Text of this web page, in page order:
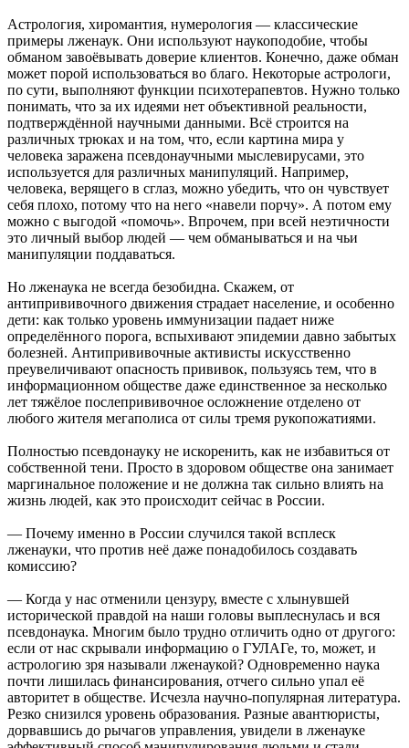
Астрология, хиромантия, нумерология — классические
примеры лженаук. Они используют наукоподобие, чтобы
обманом завоёвывать доверие клиентов. Конечно, даже обман
может порой использоваться во благо. Некоторые астрологи,
по сути, выполняют функции психотерапевтов. Нужно только
понимать, что за их идеями нет объективной реальности,
подтверждённой научными данными. Всё строится на
различных трюках и на том, что, если картина мира у
человека заражена псевдонаучными мыслевирусами, это
используется для различных манипуляций. Например,
человека, верящего в сглаз, можно убедить, что он чувствует
себя плохо, потому что на него «навели порчу». А потом ему
можно с выгодой «помочь». Впрочем, при всей неэтичности
это личный выбор людей — чем обманываться и на чьи
манипуляции поддаваться.
Но лженаука не всегда безобидна. Скажем, от
антипрививочного движения страдает население, и особенно
дети: как только уровень иммунизации падает ниже
определённого порога, вспыхивают эпидемии давно забытых
болезней. Антипрививочные активисты искусственно
преувеличивают опасность прививок, пользуясь тем, что в
информационном обществе даже единственное за несколько
лет тяжёлое послепрививочное осложнение отделено от
любого жителя мегаполиса от силы тремя рукопожатиями.
Полностью псевдонауку не искоренить, как не избавиться от
собственной тени. Просто в здоровом обществе она занимает
маргинальное положение и не должна так сильно влиять на
жизнь людей, как это происходит сейчас в России.
— Почему именно в России случился такой всплеск
лженауки, что против неё даже понадобилось создавать
комиссию?
— Когда у нас отменили цензуру, вместе с хлынувшей
исторической правдой на наши головы выплеснулась и вся
псевдонаука. Многим было трудно отличить одно от другого:
если от нас скрывали информацию о ГУЛАГе, то, может, и
астрологию зря называли лженаукой? Одновременно наука
почти лишилась финансирования, отчего сильно упал её
авторитет в обществе. Исчезла научно-популярная литература.
Резко снизился уровень образования. Разные авантюристы,
дорвавшись до рычагов управления, увидели в лженауке